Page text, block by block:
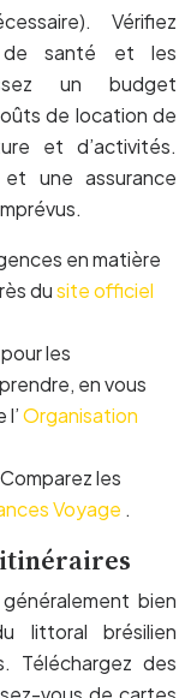
Vérifiez
de santé et les
un budget
de location de
et d’activités.
une assurance
en matière
dusite officiel
les
en vous
Organisation
les
Voyage .
bien
littoral brésilien
Téléchargez des